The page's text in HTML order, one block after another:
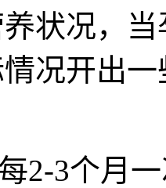
状况，
况开出
3个月一